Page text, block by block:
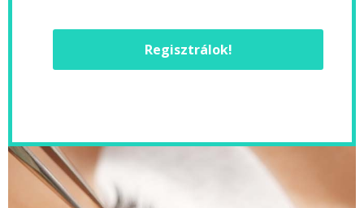
Regisztrálok!